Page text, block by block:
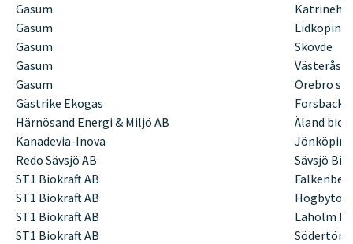
Gasum
Gasum
Lidköping
Gasum
Skövde
Gasum
Västerås
Gasum
Örebro
Gästrike Ekogas
Härnösand Energi & Miljö AB
Äland
Kanadevia-Inova
Redo Sävsjö AB
Sävsjö
ST1 Biokraft AB
ST1 Biokraft AB
ST1 Biokraft AB
Laholm
ST1 Biokraft AB
Södertörn